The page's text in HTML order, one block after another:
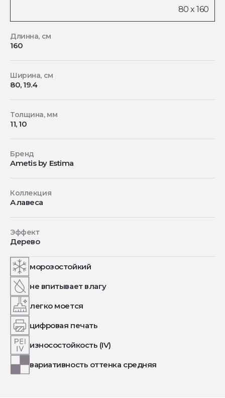
Длинна, см
160
Ширина, см
80, 19.4
Толщина, мм
11, 10
Бренд
Ametis by Estima
Коллекция
Алавеса
Эффект
Дерево
морозостойкий
не впитывает влагу
легко моется
цифровая печать
износостойкость (IV)
вариативность оттенка средняя